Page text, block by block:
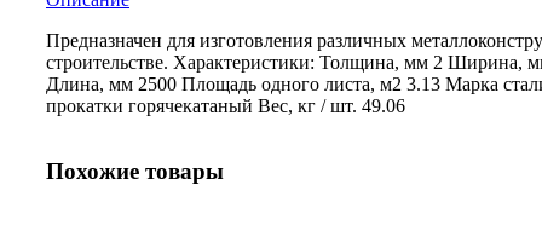
Предназначен для изготовления различных
строительстве. Характеристики: Толщина, мм 2 Ширина,
Длина, мм 2500 Площадь одного листа, м2 3.13 Марка
прокатки горячекатаный Вес, кг / шт. 49.06
Похожие товары